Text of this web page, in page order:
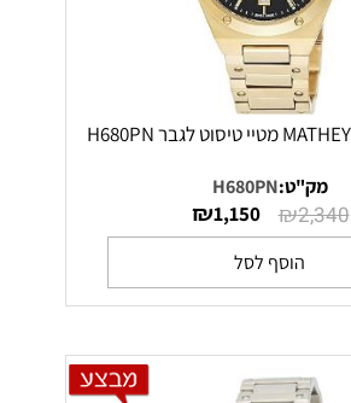
מק"ט:H680PN
₪2,340
₪1,150
הוסף לסל